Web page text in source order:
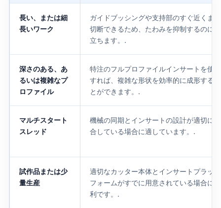
長い、または細
長いワーク
ガイドブッシングや支持部のすぐ近くまで
切断できるため、たわみを抑制するのに役
立ちます。.
深さのある、あ
るいは複雑なプ
ロファイル
特注のフルプロファイルインサートを使用
すれば、複雑な形状を効率的に成形するこ
とができます。.
マルチスタート
スレッド
機械の同期とインサートの設計が適切に整
合している場合に適しています。.
試作品または少
量生産
適切なカッター本体とインサートプラット
フォームがすでに用意されている場合に便
利です。.